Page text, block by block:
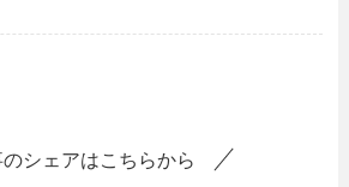
シェアはこちらから